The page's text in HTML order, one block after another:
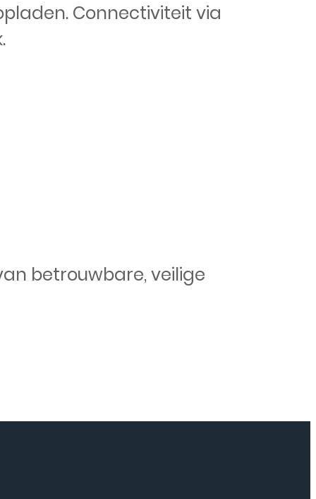
Connectiviteit via
betrouwbare, veilige